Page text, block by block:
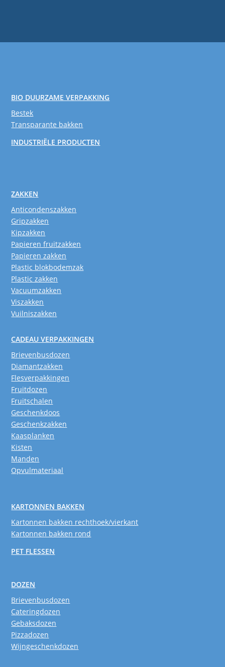
BIO DUURZAME VERPAKKING
Bestek
Transparante bakken
INDUSTRIËLE PRODUCTEN
ZAKKEN
Anticondenszakken
Gripzakken
Kipzakken
Papieren fruitzakken
Papieren zakken
Plastic blokbodemzak
Plastic zakken
Vacuumzakken
Viszakken
Vuilniszakken
CADEAU VERPAKKINGEN
Brievenbusdozen
Diamantzakken
Flesverpakkingen
Fruitdozen
Fruitschalen
Geschenkdoos
Geschenkzakken
Kaasplanken
Kisten
Manden
Opvulmateriaal
KARTONNEN BAKKEN
Kartonnen bakken rechthoek/vierkant
Kartonnen bakken rond
PET FLESSEN
DOZEN
Brievenbusdozen
Cateringdozen
Gebaksdozen
Pizzadozen
Wijngeschenkdozen